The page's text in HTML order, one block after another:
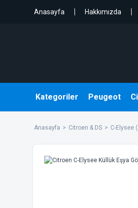
Anasayfa Hakkımızda
Kategoriler Peugeot
Anasayfa Citroen & DS C-Elysee